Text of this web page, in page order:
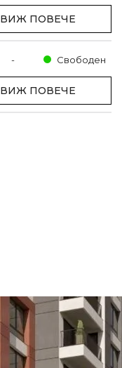
ВИЖ ПОВЕЧЕ
- Свободен
ВИЖ ПОВЕЧЕ